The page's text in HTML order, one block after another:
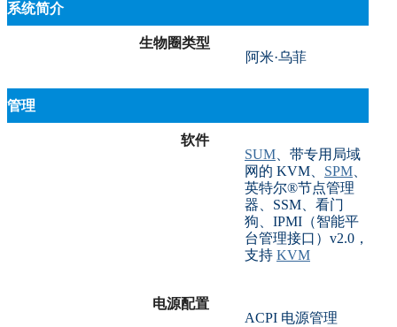
系统简介
生物圈类型
阿米·乌菲
管理
软件
SUM 、带专用局域
网的 KVM、 SPM
英特尔®节点管理
器、SSM、看门
狗、IPMI（智能平
台管理接口）v2.0，
支持 KVM
电源配置
ACPI 电源管理